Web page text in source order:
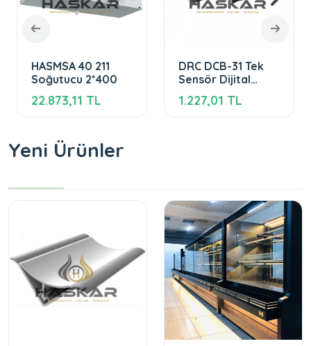
HASMSA 40 211
Soğutucu 2*400
22.873,11 TL
DRC DCB-31 Tek
Sensör Dijital
Termostat
1.227,01 TL
Yeni Ürünler